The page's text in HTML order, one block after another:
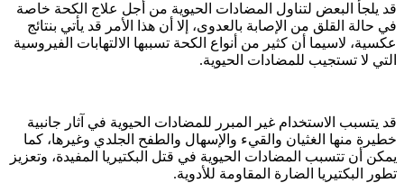
قد يلجأ البعض لتناول المضادات الحيوية من أجل علاج الكحة خاصة
في حالة القلق من الإصابة بالعدوى، إلا أن هذا الأمر قد يأتي بنتائج
عكسية، لاسيما أن كثير من أنواع الكحة تسببها الالتهابات الفيروسية
التي لا تستجيب للمضادات الحيوية.
قد يتسبب الاستخدام غير المبرر للمضادات الحيوية في آثار جانبية
خطيرة منها الغثيان والقيء والإسهال والطفح الجلدي وغيرها، كما
يمكن أن تتسبب المضادات الحيوية في قتل البكتيريا المفيدة، وتعزيز
تطور البكتيريا الضارة المقاومة للأدوية.